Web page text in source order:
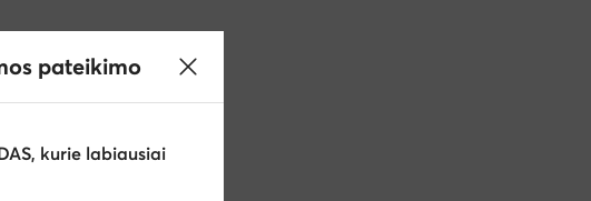
pateikimo
kurie labiausiai